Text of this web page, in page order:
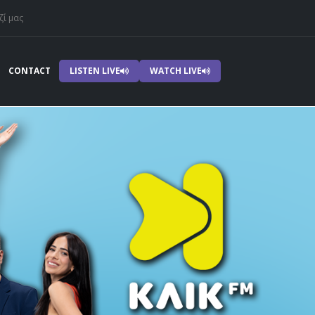
μας
CONTACT LISTEN LIVE WATCH LIVE